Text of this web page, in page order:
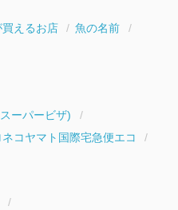
買えるお店
魚の名前
ーパービザ)
ネコヤマト国際宅急便エコ